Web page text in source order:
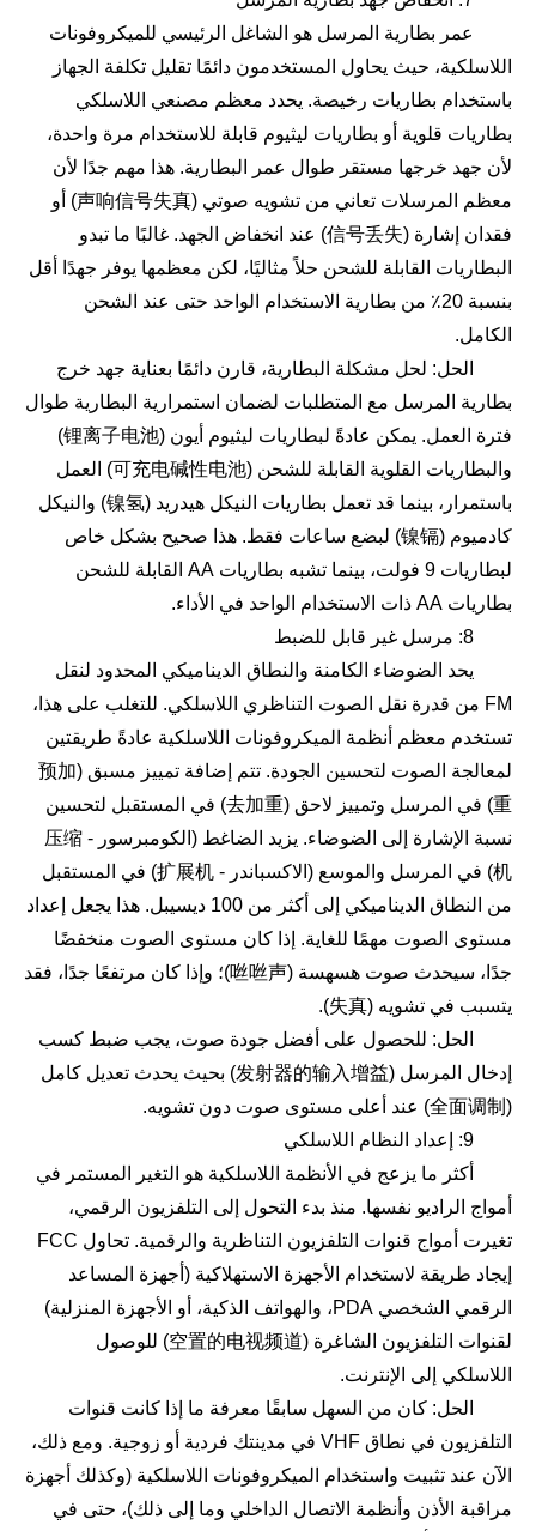
عمر بطارية المرسل هو الشاغل الرئيسي للميكروفونات
اللاسلكية، حيث يحاول المستخدمون دائمًا تقليل تكلفة الجهاز
باستخدام بطاريات رخيصة. يحدد معظم مصنعي اللاسلكي
بطاريات قلوية أو بطاريات ليثيوم قابلة للاستخدام مرة واحدة،
لأن جهد خرجها مستقر طوال عمر البطارية. هذا مهم جدًا لأن
معظم المرسلات تعاني من تشويه صوتي (声响信号失真) أو
فقدان إشارة (信号丢失) عند انخفاض الجهد. غالبًا ما تبدو
البطاريات القابلة للشحن حلاً مثاليًا، لكن معظمها يوفر جهدًا أقل
بنسبة 20٪ من بطارية الاستخدام الواحد حتى عند الشحن
الكامل.
الحل: لحل مشكلة البطارية، قارن دائمًا بعناية جهد خرج
بطارية المرسل مع المتطلبات لضمان استمرارية البطارية طوال
فترة العمل. يمكن عادةً لبطاريات ليثيوم أيون (锂离子电池)
والبطاريات القلوية القابلة للشحن (可充电碱性电池) العمل
باستمرار، بينما قد تعمل بطاريات النيكل هيدريد (镍氢) والنيكل
كادميوم (镍镉) لبضع ساعات فقط. هذا صحيح بشكل خاص
لبطاريات 9 فولت، بينما تشبه بطاريات AA القابلة للشحن
بطاريات AA ذات الاستخدام الواحد في الأداء.
يحد الضوضاء الكامنة والنطاق الديناميكي المحدود لنقل
FM من قدرة نقل الصوت التناظري اللاسلكي. للتغلب على هذا،
تستخدم معظم أنظمة الميكروفونات اللاسلكية عادةً طريقتين
لمعالجة الصوت لتحسين الجودة. تتم إضافة تمييز مسبق (预加
重) في المرسل وتمييز لاحق (去加重) في المستقبل لتحسين
نسبة الإشارة إلى الضوضاء. يزيد الضاغط (الكومبرسور - 压缩
机) في المرسل والموسع (الاكسباندر - 扩展机) في المستقبل
من النطاق الديناميكي إلى أكثر من 100 ديسيبل. هذا يجعل إعداد
مستوى الصوت مهمًا للغاية. إذا كان مستوى الصوت منخفضًا
جدًا، سيحدث صوت هسهسة (咝咝声)؛ وإذا كان مرتفعًا جدًا، فقد
يتسبب في تشويه (失真).
الحل: للحصول على أفضل جودة صوت، يجب ضبط كسب
إدخال المرسل (发射器的输入增益) بحيث يحدث تعديل كامل
(全面调制) عند أعلى مستوى صوت دون تشويه.
أكثر ما يزعج في الأنظمة اللاسلكية هو التغير المستمر في
أمواج الراديو نفسها. منذ بدء التحول إلى التلفزيون الرقمي،
تغيرت أمواج قنوات التلفزيون التناظرية والرقمية. تحاول FCC
إيجاد طريقة لاستخدام الأجهزة الاستهلاكية (أجهزة المساعد
الرقمي الشخصي PDA، والهواتف الذكية، أو الأجهزة المنزلية)
لقنوات التلفزيون الشاغرة (空置的电视频道) للوصول
اللاسلكي إلى الإنترنت.
الحل: كان من السهل سابقًا معرفة ما إذا كانت قنوات
التلفزيون في نطاق VHF في مدينتك فردية أو زوجية. ومع ذلك،
الآن عند تثبيت واستخدام الميكروفونات اللاسلكية (وكذلك أجهزة
مراقبة الأذن وأنظمة الاتصال الداخلي وما إلى ذلك)، حتى في